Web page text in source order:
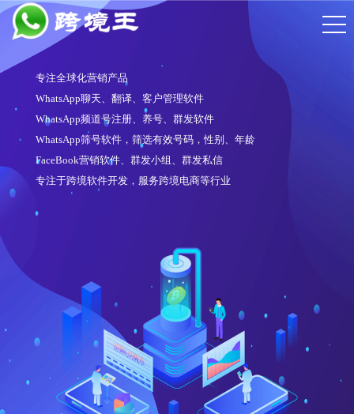
专注全球化营销产品
WhatsApp聊天、翻译、客户管理软件
WhatsApp频道号注册、养号、群发软件
WhatsApp筛号软件，筛选有效号码，性别、年龄
FaceBook营销软件、群发小组、群发私信
专注于跨境软件开发，服务跨境电商等行业